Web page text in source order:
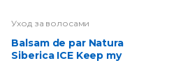
Уход за волосами
Balsam de par Natura
Siberica ICE Keep my